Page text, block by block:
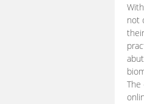
not
The